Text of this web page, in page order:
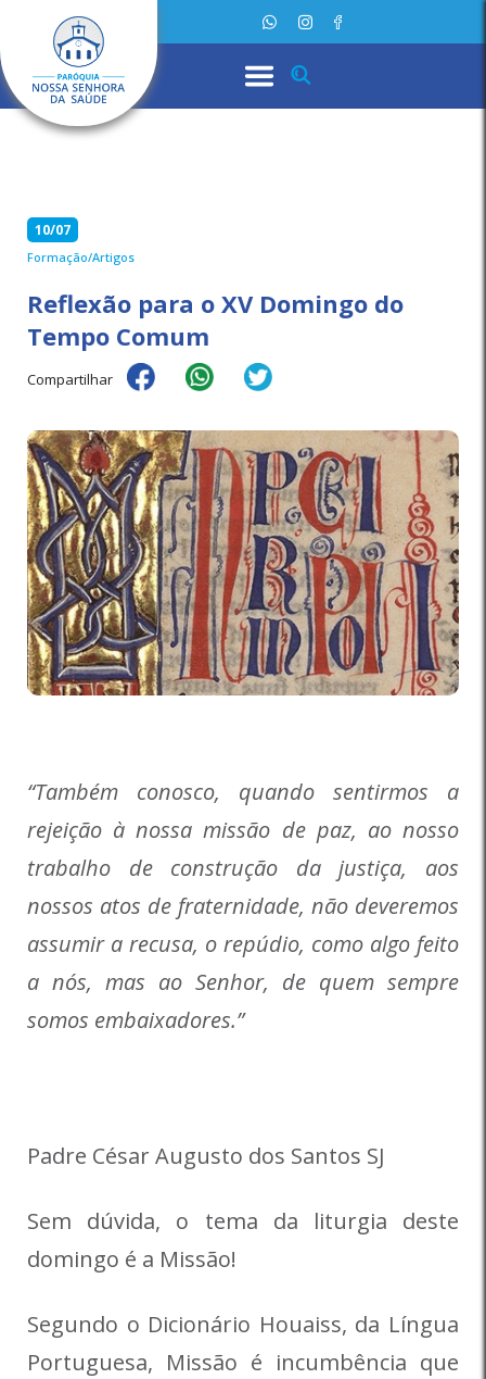
10/07
Formação/Artigos
Reflexão para o XV Domingo do
Tempo Comum
Compartilhar
“Também conosco, quando sentirmos a
rejeição à nossa missão de paz, ao nosso
trabalho de construção da justiça, aos
nossos atos de fraternidade, não deveremos
assumir a recusa, o repúdio, como algo feito
a nós, mas ao Senhor, de quem sempre
somos embaixadores.”
Padre César Augusto dos Santos SJ
Sem dúvida, o tema da liturgia deste
domingo é a Missão!
Segundo o Dicionário Houaiss, da Língua
Portuguesa, Missão é incumbência que